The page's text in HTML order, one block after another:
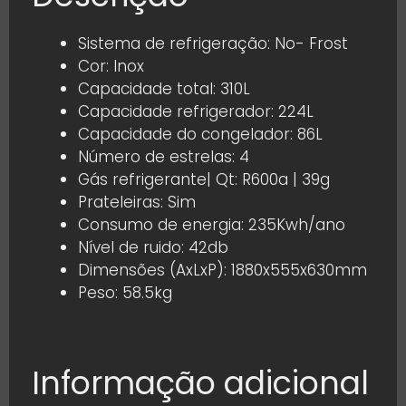
Sistema de refrigeração: No- Frost
Cor: Inox
Capacidade total: 310L
Capacidade refrigerador: 224L
Capacidade do congelador: 86L
Número de estrelas: 4
Gás refrigerante| Qt: R600a | 39g
Prateleiras: Sim
Consumo de energia: 235Kwh/ano
Nível de ruido: 42db
Dimensões (AxLxP): 1880x555x630mm
Peso: 58.5kg
Informação adicional